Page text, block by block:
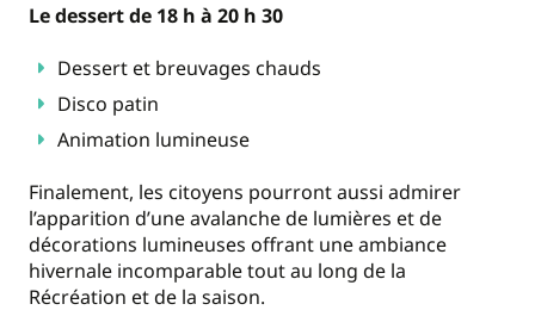
Le dessert de 18 h à 20 h 30
Dessert et breuvages chauds
Disco patin
Animation lumineuse
Finalement, les citoyens pourront aussi admirer
l’apparition d’une avalanche de lumières et de
décorations lumineuses offrant une ambiance
hivernale incomparable tout au long de la
Récréation et de la saison.